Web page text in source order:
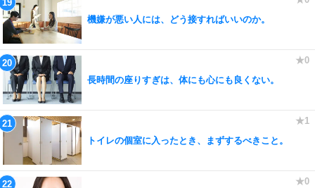
機嫌が悪い人には、どう接すればいいのか。
長時間の座りすぎは、体にも心にも良くない。
トイレの個室に入ったとき、まずするべきこと。